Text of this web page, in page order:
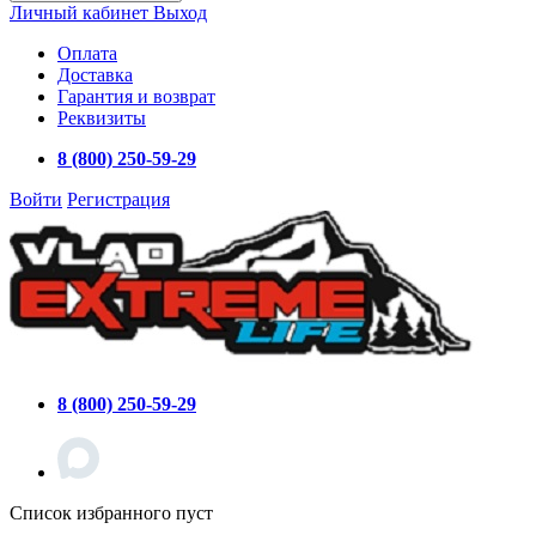
Личный кабинет Выход
Оплата
Доставка
Гарантия и возврат
Реквизиты
8 (800) 250-59-29
Войти Регистрация
8 (800) 250-59-29
Список избранного пуст